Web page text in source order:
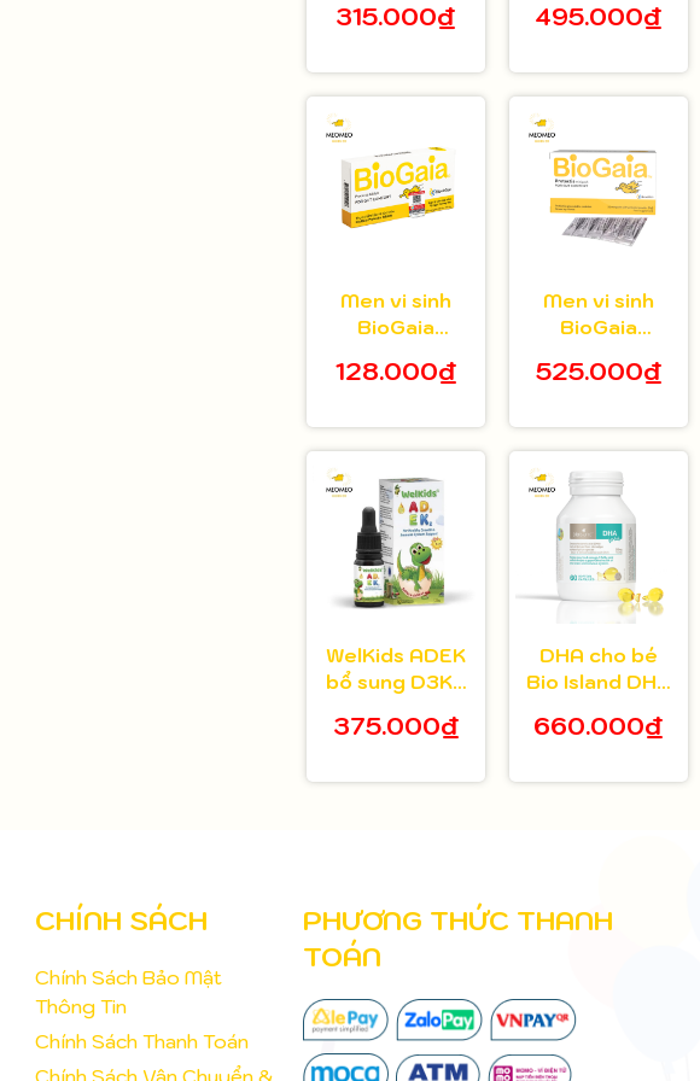
tuổi hộp 20 gói
315.000₫
bé 5ml
495.000₫
Men vi sinh
BioGaia
viên hộp 10
128.000₫
Men vi sinh
BioGaia
bột hộp 30 gói
525.000₫
WelKids ADEK
bổ sung D3K2
Vitamin A, E hỗ
đề kháng, phát
375.000₫
DHA cho bé
Bio Island DHA
660.000₫
CHÍNH SÁCH
Chính Sách Bảo Mật
Thông Tin
Chính Sách Thanh Toán
Chính Sách Vận Chuyển &
PHƯƠNG THỨC THANH
TOÁN